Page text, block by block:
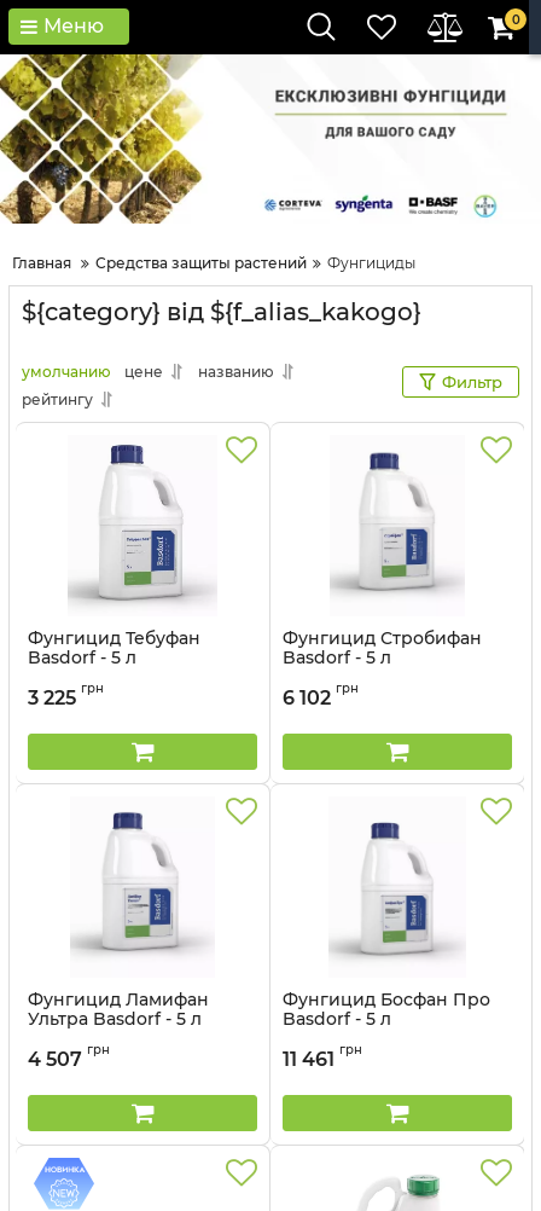
Меню 0
Главная Средства защиты растений Фунгициды
${category} від ${f_alias_kakogo}
умолчанию цене
названию
рейтингу
Фильтр
Фунгицид Тебуфан
Basdorf - 5 л
3 225 грн
Фунгицид Стробифан
Basdorf - 5 л
6 102 грн
Фунгицид Ламифан
Ультра Basdorf - 5 л
4 507 грн
Фунгицид Босфан Про
Basdorf - 5 л
11 461 грн